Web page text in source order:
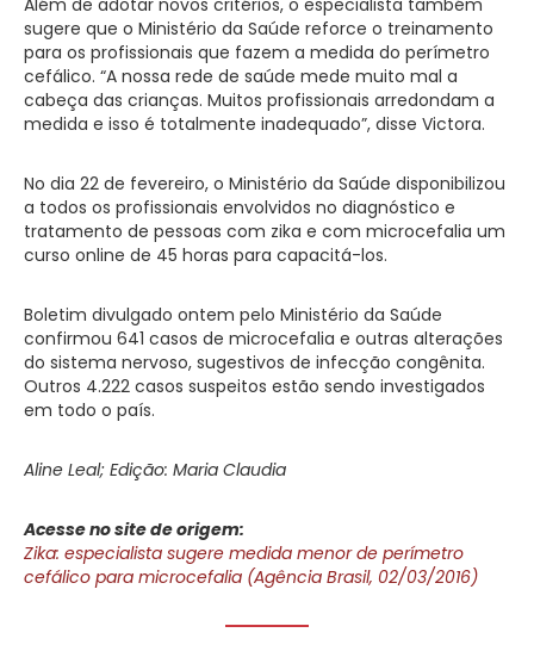
sugere que o Ministério da Saúde reforce o treinamento
para os profissionais que fazem a medida do perímetro
cefálico. “A nossa rede de saúde mede muito mal a
cabeça das crianças. Muitos profissionais arredondam a
medida e isso é totalmente inadequado”, disse Victora.
No dia 22 de fevereiro, o Ministério da Saúde disponibilizou
a todos os profissionais envolvidos no diagnóstico e
tratamento de pessoas com zika e com microcefalia um
curso online de 45 horas para capacitá-los.
Boletim divulgado ontem pelo Ministério da Saúde
confirmou 641 casos de microcefalia e outras alterações
do sistema nervoso, sugestivos de infecção congênita.
Outros 4.222 casos suspeitos estão sendo investigados
em todo o país.
Aline Leal; Edição: Maria Claudia
Acesse no site de origem:
Zika: especialista sugere medida menor de perímetro
cefálico para microcefalia (Agência Brasil, 02/03/2016)